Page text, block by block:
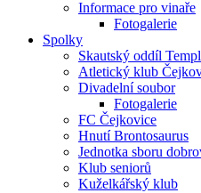
Informace pro vinaře
Fotogalerie
Spolky
Skautský oddíl
Atletický klub
Divadelní soubor
Fotogalerie
FC Čejkovice
Hnutí Brontosaurus
Jednotka sboru
Klub seniorů
Kuželkářský klub